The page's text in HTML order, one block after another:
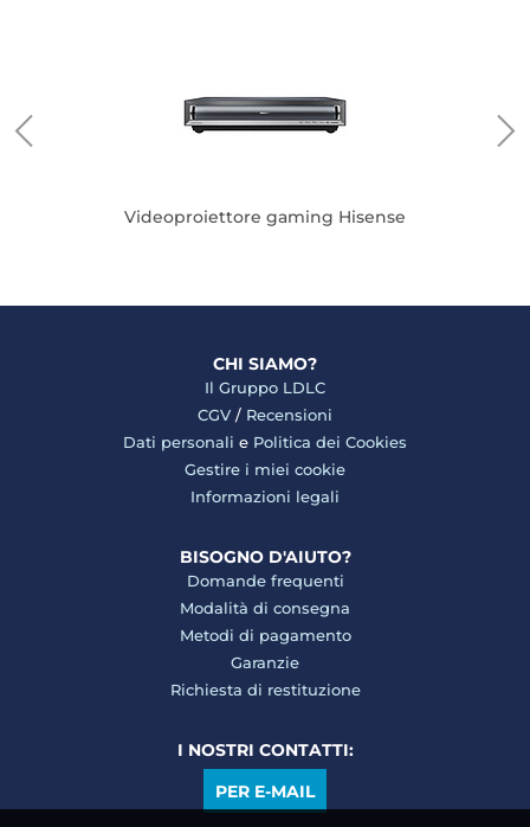
Videoproiettore gaming Hisense
CHI SIAMO?
Il Gruppo LDLC
CGV / Recensioni
Dati personali e Politica dei Cookies
Gestire i miei cookie
Informazioni legali
BISOGNO D'AIUTO?
Domande frequenti
Modalità di consegna
Metodi di pagamento
Garanzie
Richiesta di restituzione
I NOSTRI CONTATTI:
PER E-MAIL